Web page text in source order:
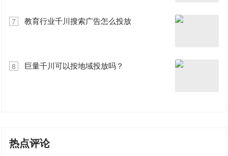
7 教育行业千川搜索广告怎么投放
8 巨量千川可以按地域投放吗？
热点评论